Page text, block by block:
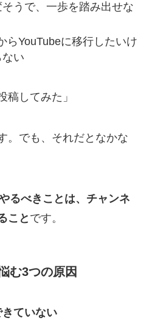
うで、一歩を踏み出せな
らYouTubeに移行したいけ
い
稿してみた」
。でも、それだとなかな
るべきことは、チャンネ
こと です。
む3つの原因
ていない